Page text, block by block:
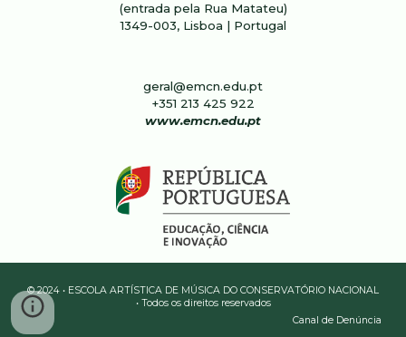
(entrada pela Rua Matateu)
1349-003, Lisboa | Portugal
geral@emcn.edu.pt
+351 213 425 922
www.emcn.edu.pt
© 2024 • ESCOLA ARTÍSTICA DE MÚSICA DO CONSERVATÓRIO NACIONAL
• Todos os direitos reservados
Canal de Denúncia